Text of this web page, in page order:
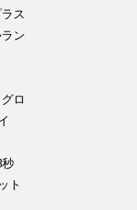
ス
ン
ロ
秒
ト